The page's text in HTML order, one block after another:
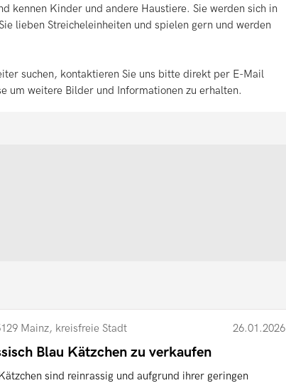
kennen Kinder und andere Haustiere. Sie werden sich in
lieben Streicheleinheiten und spielen gern und werden
suchen, kontaktieren Sie uns bitte direkt per E-Mail
um weitere Bilder und Informationen zu erhalten.
Mainz, kreisfreie Stadt 26.01.2026
Blau Kätzchen zu verkaufen
sind reinrassig und aufgrund ihrer geringen